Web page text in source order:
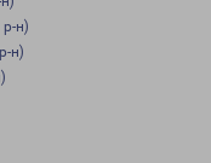
н)
н)